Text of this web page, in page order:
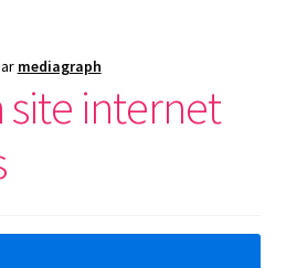
mediagraph
site internet